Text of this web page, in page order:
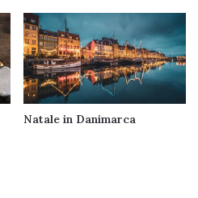
Natale in Danimarca